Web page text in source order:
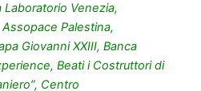
Venezia,
Palestina,
Giovanni XXIII, Banca
Beati i Costruttori di
Centro